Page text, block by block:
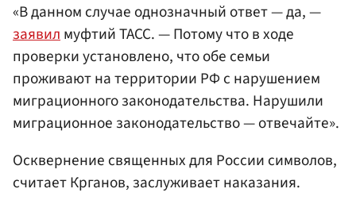
«В данном случае однозначный ответ — да, —
заявилмуфтий ТАСС. — Потому что в ходе
проверки установлено, что обе семьи
проживают на территории РФ с нарушением
миграционного законодательства. Нарушили
миграционное законодательство — отвечайте».
Осквернение священных для России символов,
считает Крганов, заслуживает наказания.